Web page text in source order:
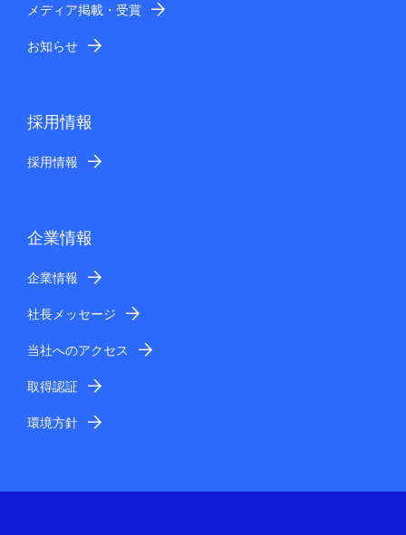
メディア掲載・受賞
お知らせ
採用情報
採用情報
企業情報
企業情報
社長メッセージ
当社へのアクセス
取得認証
環境方針